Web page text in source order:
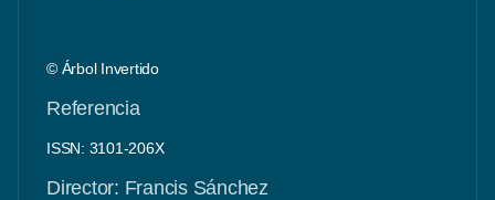
© Árbol Invertido
Referencia
ISSN: 3101-206X
Director: Francis Sánchez